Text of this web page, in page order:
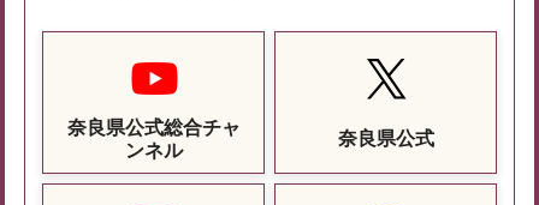
奈良県公式総合チャ
ンネル
奈良県公式